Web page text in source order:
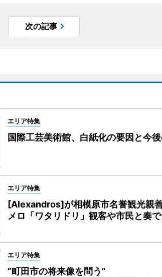
次の記事
エリア特集
国際工芸美術館、白紙化の要因と今
エリア特集
[Alexandros]が相模原市名誉観光親
メロ「ワタリドリ」観客や市民と奏
エリア特集
“町田市の将来像を問う”